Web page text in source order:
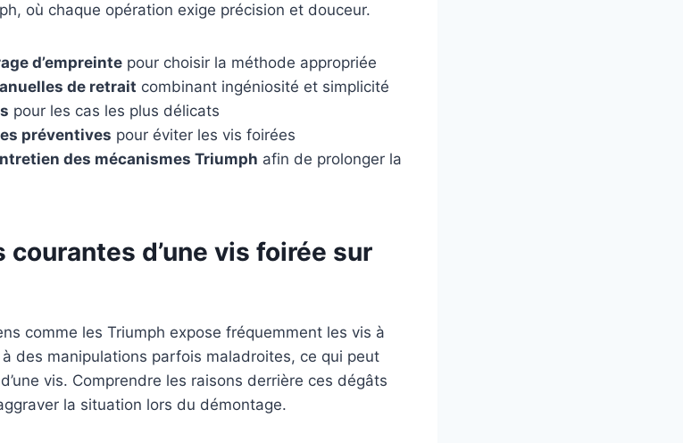
où chaque opération exige précision et douceur.
d’empreinte pour choisir la méthode appropriée
de retrait combinant ingéniosité et simplicité
pour les cas les plus délicats
préventives pour éviter les vis foirées
des mécanismes Triumph afin de prolonger la
d’une vis foirée sur
comme les Triumph expose fréquemment les vis à
des manipulations parfois maladroites, ce qui peut
vis. Comprendre les raisons derrière ces dégâts
la situation lors du démontage.